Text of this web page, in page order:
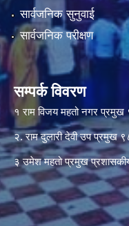
सार्वजनिक सुनुवाई
सार्वजनिक परीक्षण
सम्पर्क विवरण
१ राम विजय महतो नगर
२. राम दुलारी देवी उप
३ उमेश महतो प्रमुख